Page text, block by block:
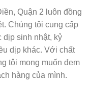
Quận 2 luôn đồng
Chúng tôi cung cấp
sinh nhật, kỷ
dịp khác. Với chất
tôi mong muốn đem
hàng của mình.